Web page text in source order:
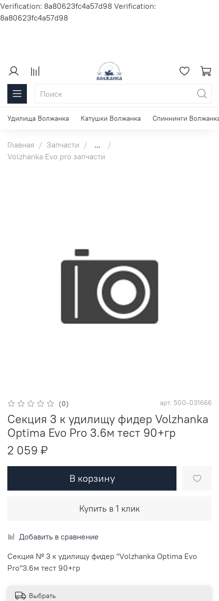
Verification: 8a80623fc4a57d98 Verification:
8a80623fc4a57d98
Удилища Волжанка Катушки Волжанка Спиннинги
Главная Запчасти
...
Volzhanka Evo pro запчасти
(0) арт. 500-031666
Секция 3 к удилищу фидер Volzhanka
Optima Evo Pro 3.6м тест 90+гр
2 059 ₽
В корзину
Купить в 1 клик
Добавить в сравнение
Секция № 3 к удилищу фидер "Volzhanka Optima Evo
Pro"3.6м тест 90+гр
Выбрать